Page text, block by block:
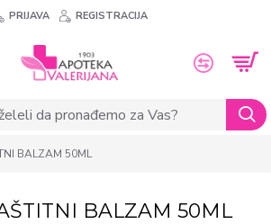
PRIJAVA REGISTRACIJA
BALZAM 50ML
BALZAM 50ML